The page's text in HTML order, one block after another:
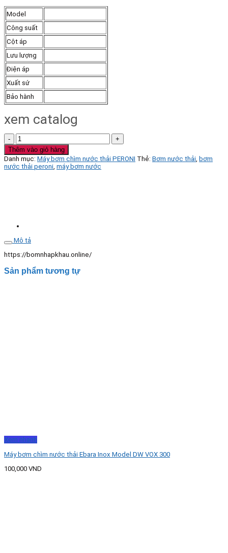
Model
Công suất
Cột áp
Lưu lượng
Điện áp
Xuất sứ
Bảo hành
xem catalog
Bơm
chìm
nước
thải
Peroni
Thêm vào giỏ hàng
Danh mục: Máy bơm chìm nước thải PERONI Thẻ: Bơm nước thải, bơm
nước thải peroni, máy bơm nước
Mô tả
https://bomnhapkhau.online/
Sản phẩm tương tự
Xem nhanh
Máy bơm chìm nước thải Ebara Inox Model DW VOX 300
100,000 VND